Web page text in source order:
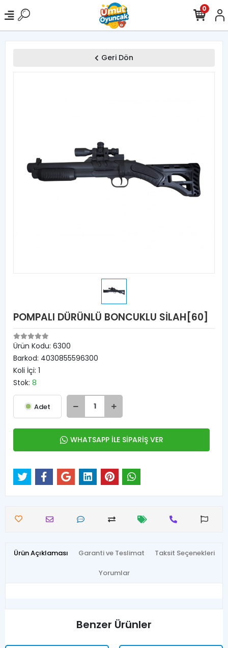
0
Geri Dön
POMPALI DÜRÜNLÜ BONCUKLU SİLAH[60]
Ürün Kodu: 6300
Barkod: 4030855596300
Koli İçi: 1
Stok: 8
Adet
WHATSAPP İLE SİPARİŞ VER
Ürün Açıklaması Garanti ve Teslimat Taksit Seçenekleri
Yorumlar
Benzer Ürünler